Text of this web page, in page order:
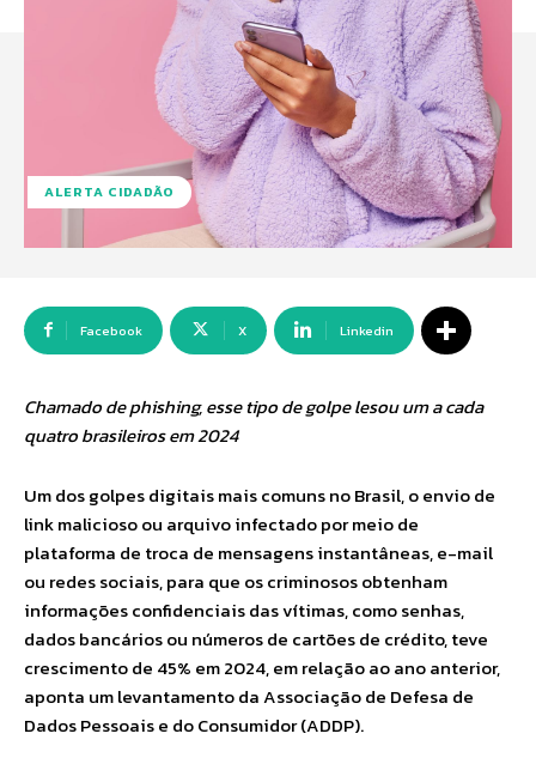
ALERTA CIDADÃO
Facebook X Linkedin
Chamado de phishing, esse tipo de golpe lesou um a cada
quatro brasileiros em 2024
Um dos golpes digitais mais comuns no Brasil, o envio de
link malicioso ou arquivo infectado por meio de
plataforma de troca de mensagens instantâneas, e-mail
ou redes sociais, para que os criminosos obtenham
informações confidenciais das vítimas, como senhas,
dados bancários ou números de cartões de crédito, teve
crescimento de 45% em 2024, em relação ao ano anterior,
aponta um levantamento da Associação de Defesa de
Dados Pessoais e do Consumidor (ADDP).